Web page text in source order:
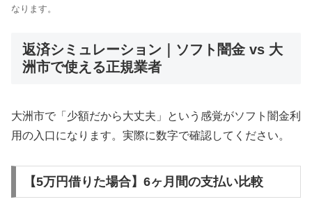
なります。
返済シミュレーション｜ソフト闇金 vs 大
洲市で使える正規業者
大洲市で「少額だから大丈夫」という感覚がソフト闇金利
用の入口になります。実際に数字で確認してください。
【5万円借りた場合】6ヶ月間の支払い比較